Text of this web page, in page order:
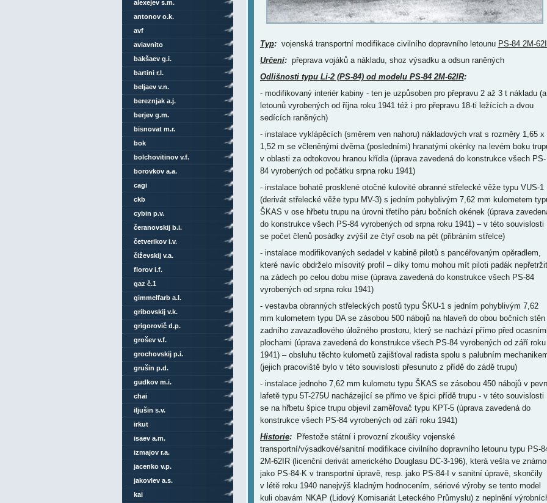
Typ:vojenská transportní modifikace civilního dopravního letounu PS-84 2M-
Určení:přeprava vojáků a nákladu, shoz výsadku a odsun raněných
Odlišnosti typu Li-2 (PS-84) od modelu PS-84 2M-62IR:
- modifikovaný interiér kabiny - ten je uzpůsoben pro přepravu 2 až 3 t nákladu
letounů vyrobených od října roku 1941 též i pro přepravu 18-ti ležících a dvou
sedících raněných)
- instalace vyklápěcích (směrem ven nahoru) nákladových vrat s rozměry 1,65 x
1,52 m se včleněnými dvěma (posledními) hranatými okénky na levém boku
v oblasti za odtokovou hranou křídla (úprava zavedená do konstrukce všech PS-
84 vyrobených od počátku srpna roku 1941)
- instalace bohatě prosklené otočné kulovité obranné střelecké věže typu VUS-1
(derivát střelecké věže typu MV-3) s jedním pohyblivým 7,62 mm kulometem
ŠKAS v ose hřbetu trupu na úrovni třetího páru bočních okének (úprava
do konstrukce všech PS-84 vyrobených od srpna roku 1941) – v této souvislosti
se počet členů posádky zvýšil ze čtyř osob na pět (přibráním střelce)
- instalace modifikovaných sedadel v kabině pilotů s pancéřovaným opěradlem,
které navíc obdrželo mísovitý profil – díky tomu mohou mít piloti padák
na zádech po celou dobu mise (úprava zavedená do konstrukce všech PS-84
vyrobených od srpna roku 1941)
- vestavba obranných střeleckých postů typu ŠKU-1 s jedním pohyblivým 7,62
mm kulometem typu DA se zásobou 500 nábojů na hlaveň do obou bočních stěn
zadního zavazadlového úložného prostoru, který se nachází přímo před ocasními
plochami (úprava zavedená do konstrukce všech PS-84 vyrobených od září roku
1941) – obsluhu těchto kulometů zajišťoval radista spolu s palubním
(jejich pracoviště bylo v této souvislosti přesunuto z přídě do zádě trupu)
- instalace jednoho 7,62 mm kulometu typu ŠKAS se zásobou 450 nábojů v
lafetě typu 5T-275U nacházející se přímo ve špici přídě trupu - v této souvislosti
se na hřbetu špice trupu objevil zaměřovač typu KPT-5 (úprava zavedená do
konstrukce všech PS-84 vyrobených od září roku 1941)
Historie:Přestože státní i provozní zkoušky vojenské
transportní/výsadkové/sanitní modifikace civilního dopravního letounu typu PS-
2M-62IR (licenční derivát amerického Douglasu DC-3-196), která vešla ve
jako PS-84-K v transportní úpravě, resp. jako PS-84-I v sanitní úpravě, skončily
v létě roku 1940 nanejvýš kladným hodnocením, sériové výroby se tento model
kuli obavám NKAP (Lidový Komisariát Leteckého Průmyslu) z neplnění
alexejev s.m.
antonov o.k.
avf
aviavnito
bakšaev g.i.
bartini r.l.
beljaev v.n.
bereznjak a.j.
berjev g.m.
bisnovat m.r.
bok
bolchovitinov v.f.
borovkov a.a.
cagi
ckb
cybin p.v.
čeranovskij b.i.
četverikov i.v.
čiževskij v.a.
florov i.f.
gaz č.1
gimmelfarb a.l.
gribovskij v.k.
grigorovič d.p.
grošev v.f.
grochovskij p.i.
grušin p.d.
gudkov m.i.
chai
iljušin s.v.
irkut
isaev a.m.
izmajov r.a.
jacenko v.p.
jakovlev a.s.
kai